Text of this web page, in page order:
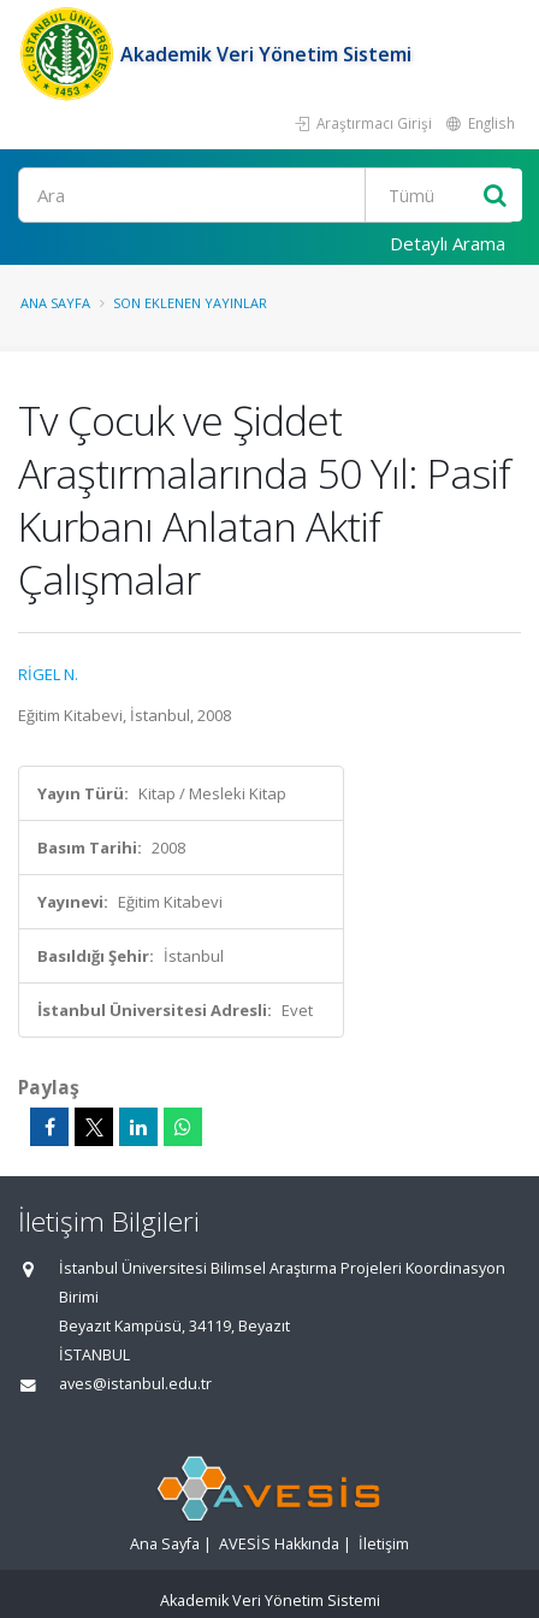
Akademik Veri Yönetim Sistemi
Araştırmacı Girişi English
Ara
Detaylı Arama
ANA SAYFA SON EKLENEN YAYINLAR
Tv Çocuk ve Şiddet
Araştırmalarında 50 Yıl: Pasif
Kurbanı Anlatan Aktif
Çalışmalar
RİGEL N.
Eğitim Kitabevi, İstanbul, 2008
Yayın Türü: Kitap / Mesleki Kitap
Basım Tarihi: 2008
Yayınevi: Eğitim Kitabevi
Basıldığı Şehir: İstanbul
İstanbul Üniversitesi Adresli: Evet
Paylaş
İletişim Bilgileri
İstanbul Üniversitesi Bilimsel Araştırma Projeleri Koordinasyon
Birimi
Beyazıt Kampüsü, 34119, Beyazıt
İSTANBUL
aves@istanbul.edu.tr
Ana Sayfa | AVESİS Hakkında | İletişim
Akademik Veri Yönetim Sistemi